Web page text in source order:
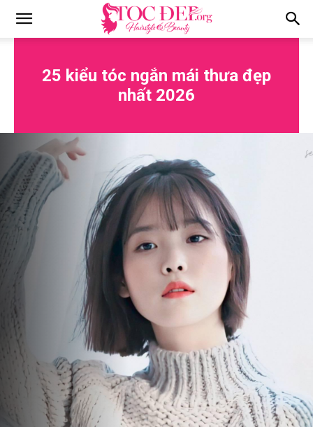
25 kiểu tóc ngắn mái thưa đẹp
nhất 2026